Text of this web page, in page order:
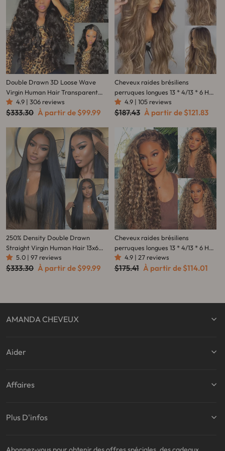
Double Drawn 3D Loose Wave
Virgin Human Hair Transparent
Full Lace Front Glueless Wig with
Curtain Bangs Flash Sale
4.9 | 306 reviews
Prix
$333.30 Prix
réduit
À partir de $99.99
Cheveux raides brésiliens
perruques longues 13 * 4/13 * 6 HD
Lace Front Wigs-Amanda Hair
4.9 | 105 reviews
Prix
$187.43 Prix
réduit
À partir de $121.83
250% Density Double Drawn
Straight Virgin Human Hair 13x6
HD Lace Frontal Glueless Wig
Flash Sale
5.0 | 97 reviews
Prix
$333.30 Prix
réduit
À partir de $99.99
Cheveux raides brésiliens
perruques longues 13 * 4/13 * 6 HD
Lace Front Wigs-Amanda Hair
4.9 | 27 reviews
Prix
$175.41 Prix
réduit
À partir de $114.01
AMANDA CHEVEUX
Aider
Affaires
Plus D'infos